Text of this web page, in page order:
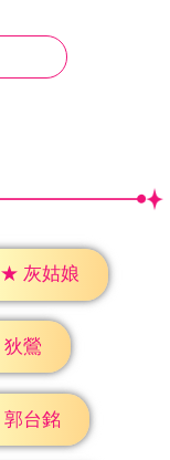
★ 灰姑娘
狄鶯
郭台銘